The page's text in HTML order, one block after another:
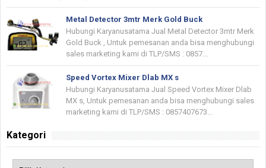
Metal Detector 3mtr Merk Gold Buck
Hubungi Karyanusatama Jual Metal Detector 3mtr Merk
Gold Buck , Untuk pemesanan anda bisa menghubungi
sales marketing kami di TLP/SMS : 0857...
Speed Vortex Mixer Dlab MX s
Hubungi Karyanusatama Jual Speed Vortex Mixer Dlab
MX s, Untuk pemesanan anda bisa menghubungi sales
marketing kami di TLP/SMS : 0857407673...
Kategori